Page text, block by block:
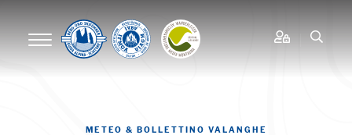
METEO & BOLLETTINO VALANGHE